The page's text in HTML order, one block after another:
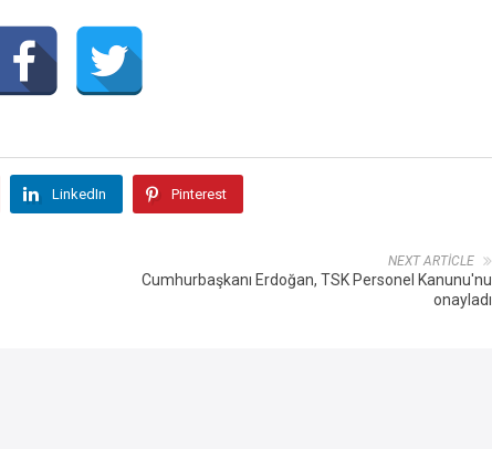
LinkedIn Pinterest
NEXT ARTICLE
Cumhurbaşkanı Erdoğan, TSK Personel Kanunu'nu
onayladı